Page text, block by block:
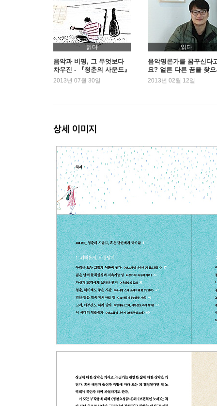
괜찮아, 모든 건 다 변하니까 - 시와 [시와,] 외
무얼 해도 슬펐던 시절의 풍경 - 황보령 [Shine In
다른 속도로 살아가기 - 달빛요정역전만루홈런
3. 꽃을 문 토끼들의 초상
우리는 어쩌면 고아들처럼 - 에피톤 프로젝트 [유실
적을 만들자, 사랑을 키우듯 - 검정치마 [Don't You
나는 너와 어째서 다른가 - 칵스 [Access Ok]
한계를 인정할 것, 부끄럽고 힘들어도 - 브라운 아
4. 너와 나의 21세기
시속 140 km와 어른 되기 - 메이트 [Play OST]
잔뜩 어깨를 움츠린 수컷의 고백 - 백현진 [반성의
어둠 속에서, 매혹당한 채로 - 사비나 앤 드론즈
귀여운 남자의 탄생 - 10cm 《오늘밤은 어둠이 무
저기와 여기, 말의 거리 - f(x) [Nu 예삐오]
그녀만의 것이 아닌 그녀의 목소리 - 가을방학 [가
비겁하지 않게 산다는 것 - 흐른 [흐른]
에필로그_그럼에도 불구하고 다시, 이를 악물고
비평가의 語_내 거대하고 사랑스런 물음표에 관하
*앨범은 [], 노래는《》로 표기.
읽다
음악과 비평, 그 무엇보다
차우진 - 『청춘의 사운드』
2013년 07월 30일
읽다
음악평론가를 꿈꾸신다
요? 얼른 다른 꿈을 찾
요 - 차우진
2013년 02월 12일
상세 이미지